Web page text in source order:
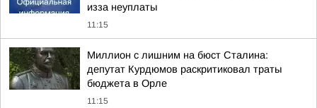
изза неуплаты
11:15
Миллион с лишним на бюст Сталина:
депутат Курдюмов раскритиковал траты
бюджета в Орле
11:15